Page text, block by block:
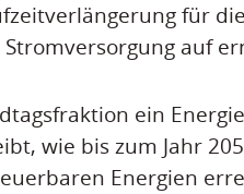
für
auf
ein
wie bis zum Jahr
Energien